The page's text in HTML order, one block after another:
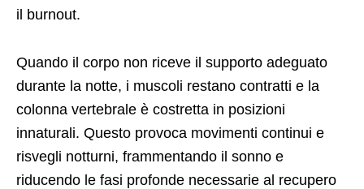
il burnout.
Quando il corpo non riceve il supporto adeguato
durante la notte, i muscoli restano contratti e la
colonna vertebrale è costretta in posizioni
innaturali. Questo provoca movimenti continui e
risvegli notturni, frammentando il sonno e
riducendo le fasi profonde necessarie al recupero